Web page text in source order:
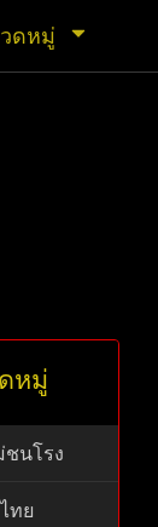
ดหมู่
หมู่
นโรง
ทย